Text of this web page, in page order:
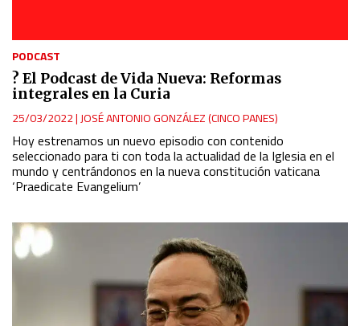
PODCAST
?️ El Podcast de Vida Nueva: Reformas
integrales en la Curia
25/03/2022| JOSÉ ANTONIO GONZÁLEZ (CINCO PANES)
Hoy estrenamos un nuevo episodio con contenido
seleccionado para ti con toda la actualidad de la Iglesia en el
mundo y centrándonos en la nueva constitución vaticana
‘Praedicate Evangelium’